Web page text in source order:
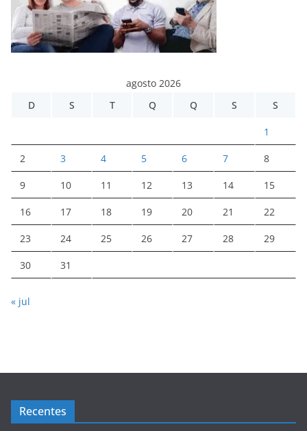
agosto 2026
D
S T Q Q S S
1
2 3 4 5 6 7 8
9 10 11 12 13 14 15
16 17 18 19 20 21 22
23 24 25 26 27 28 29
30 31
« jul
Recentes